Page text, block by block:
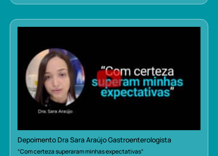
Depoimento Dra Sara Araújo Gastroenterologista
“Com certeza superaram minhas expectativas”